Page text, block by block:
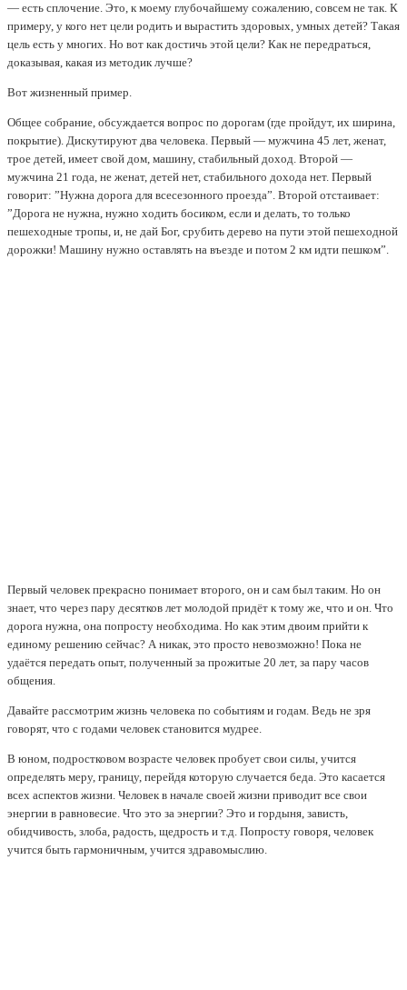
— есть сплочение. Это, к моему глубочайшему сожалению, совсем не так. К
примеру, у кого нет цели родить и вырастить здоровых, умных детей? Такая
цель есть у многих. Но вот как достичь этой цели? Как не передраться,
доказывая, какая из методик лучше?
Вот жизненный пример.
Общее собрание, обсуждается вопрос по дорогам (где пройдут, их ширина,
покрытие). Дискутируют два человека. Первый — мужчина 45 лет, женат,
трое детей, имеет свой дом, машину, стабильный доход. Второй —
мужчина 21 года, не женат, детей нет, стабильного дохода нет. Первый
говорит: ”Нужна дорога для всесезонного проезда”. Второй отстаивает:
”Дорога не нужна, нужно ходить босиком, если и делать, то только
пешеходные тропы, и, не дай Бог, срубить дерево на пути этой пешеходной
дорожки! Машину нужно оставлять на въезде и потом 2 км идти пешком”.
Первый человек прекрасно понимает второго, он и сам был таким. Но он
знает, что через пару десятков лет молодой придёт к тому же, что и он. Что
дорога нужна, она попросту необходима. Но как этим двоим прийти к
единому решению сейчас? А никак, это просто невозможно! Пока не
удаётся передать опыт, полученный за прожитые 20 лет, за пару часов
общения.
Давайте рассмотрим жизнь человека по событиям и годам. Ведь не зря
говорят, что с годами человек становится мудрее.
В юном, подростковом возрасте человек пробует свои силы, учится
определять меру, границу, перейдя которую случается беда. Это касается
всех аспектов жизни. Человек в начале своей жизни приводит все свои
энергии в равновесие. Что это за энергии? Это и гордыня, зависть,
обидчивость, злоба, радость, щедрость и т.д. Попросту говоря, человек
учится быть гармоничным, учится здравомыслию.